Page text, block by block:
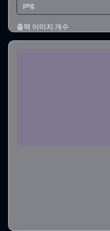
png
출력 이미지 개수
1